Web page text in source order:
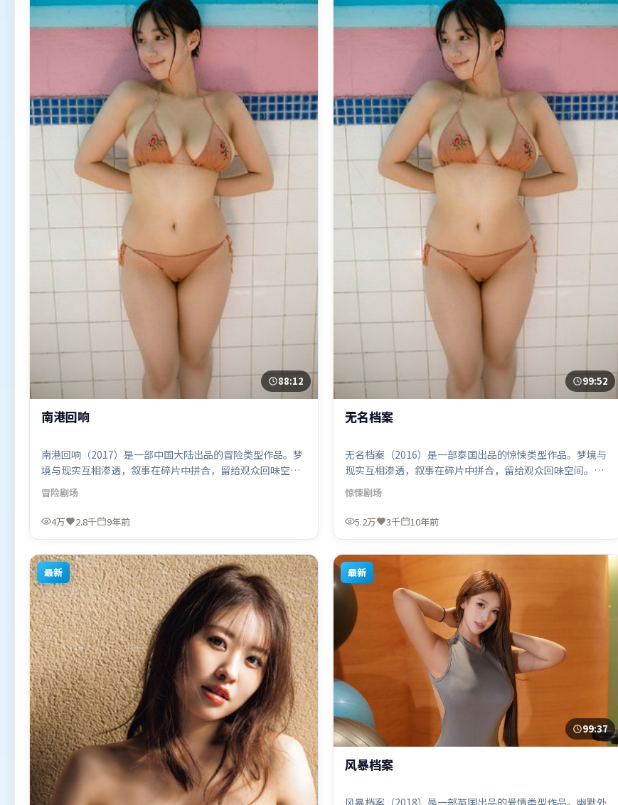
88:12
南港回响
南港回响（2017）是一部中国大陆出品的冒险类型作品。梦
境与现实互相渗透，叙事在碎片中拼合，留给观众回味空
间。视听风格统一而富有实验感，配乐与画面情绪贴合。由
雷德利·斯科特执导，汤姆·哈迪、黄政民、张家辉，张
译、阿米尔·汗、长泽雅美等联袂出演。影片于2017年5月
冒险剧场
4万 2.8千 9年前
99:52
无名档案
无名档案（2016）是一部泰国出品的惊悚类型作品。梦境与
现实互相渗透，叙事在碎片中拼合，留给观众回味空间。高
潮段落信息密度高，情绪释放与主题回扣同时完成。由让-皮
埃尔·热内执导，白宇、朱一龙、杨幂，河正宇等联袂出
演。影片于2016年7月4日（泰国）在部分地区首映上线，适
惊悚剧场
5.2万 3千 10年前
最新 最新
99:37
风暴档案